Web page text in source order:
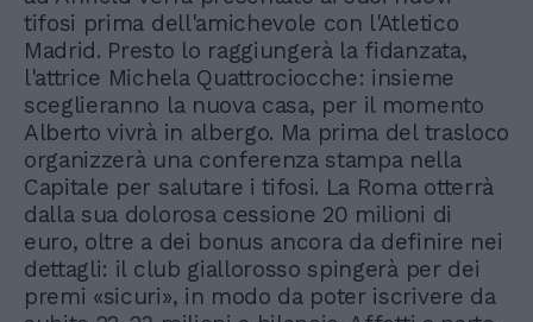
tifosi prima dell'amichevole con l'Atletico
Madrid. Presto lo raggiungerà la fidanzata,
l'attrice Michela Quattrociocche: insieme
sceglieranno la nuova casa, per il momento
Alberto vivrà in albergo. Ma prima del trasloco
organizzerà una conferenza stampa nella
Capitale per salutare i tifosi. La Roma otterrà
dalla sua dolorosa cessione 20 milioni di
euro, oltre a dei bonus ancora da definire nei
dettagli: il club giallorosso spingerà per dei
premi «sicuri», in modo da poter iscrivere da